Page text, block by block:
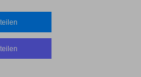
teilen
teilen